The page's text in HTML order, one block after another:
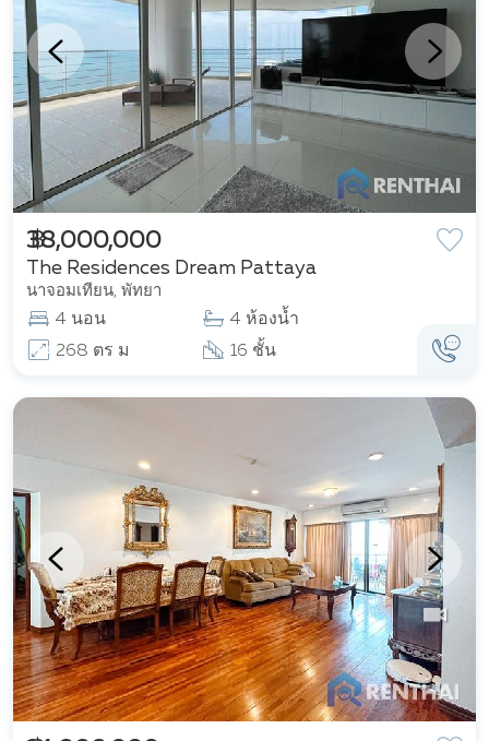
The Residences Dream Pattaya
นาจอมเทียน, พัทยา
฿ 38,000,000
4 นอน
4 ห้องน้ำ
268 ตร ม
16 ชั้น